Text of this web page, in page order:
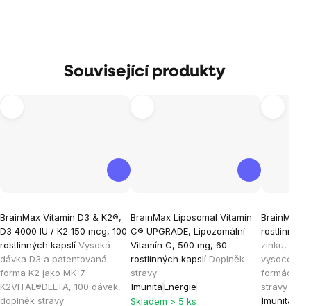
Související produkty
BrainMax Vitamin D3 & K2®,
D3 4000 IU / K2 150 mcg, 100
rostlinných kapslí Vysoká
dávka D3 a patentovaná
forma K2 jako MK-7
K2VITAL®DELTA, 100 dávek,
doplněk stravy
hodnocení
produktu
je
5,0
z
BrainMax Liposomal Vitamin
C® UPGRADE, Lipozomální
Vitamín C, 500 mg, 60
rostlinných kapslí Doplněk
stravy
ImunitaEnergie
hodnocení
produktu
je
5,0
z
Skladem > 5 ks
BrainMax
zinku,
vysoce
formách,
stravy
Imunita
produktu
je
4,9
z